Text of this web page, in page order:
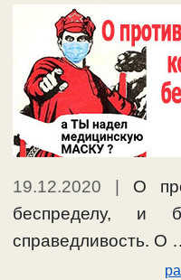
19.12.2020
О
беспределу, и
справедливость. О